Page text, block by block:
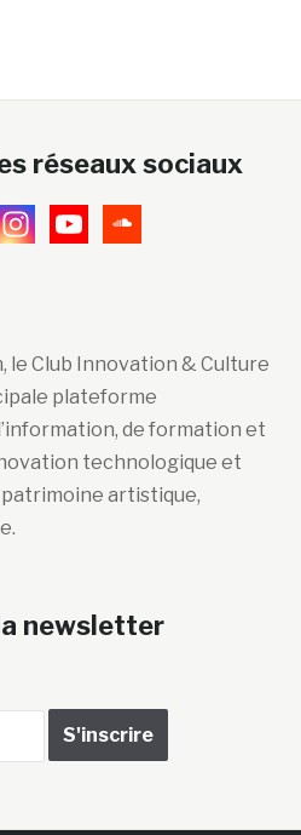
réseaux sociaux
le Club Innovation & Culture
plateforme
de formation et
technologique et
patrimoine artistique,
newsletter